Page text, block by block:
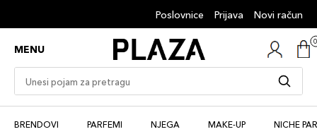
Poslovnice Prijava Novi račun
MENU
BRENDOVI PARFEMI NJEGA MAKE-UP NICHE